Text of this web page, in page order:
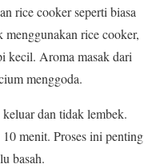
rice cooker seperti biasa
menggunakan rice cooker,
kecil. Aroma masak dari
menggoda.
dan tidak lembek.
menit. Proses ini penting
basah.